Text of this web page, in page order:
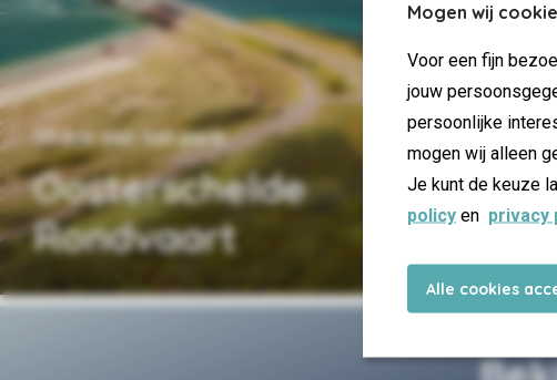
Mogen wij
Voor een fijn
jouw
persoonlijke
mogen wij alleen
Je kunt de keuze
policy en privacy
Alle cookies
Oosterschelde
Rondvaart
15 km van het park